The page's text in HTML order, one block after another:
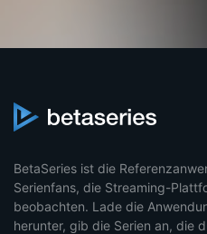
BetaSeries ist die
Serienfans, die Streaming-
beobachten. Lade die
herunter, gib die Serien an, die